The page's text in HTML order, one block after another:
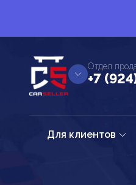
Отдел
+7
Для клиентов